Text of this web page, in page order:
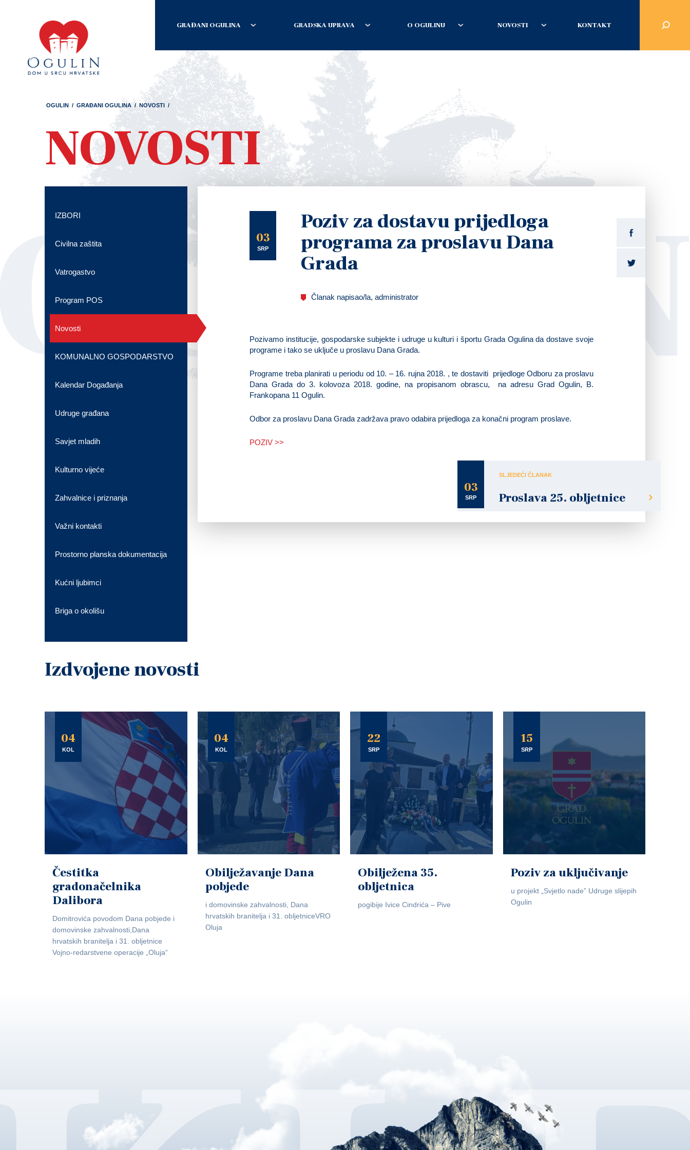
GRAĐANI OGULINA GRADSKA UPRAVA O OGULINU NOVOSTI KONTAKT
OGULIN / GRAĐANI OGULINA / NOVOSTI /
NOVOSTI
03
SRP
Poziv za dostavu prijedloga
programa za proslavu Dana
Grada
Članak napisao/la, administrator
Pozivamo institucije, gospodarske subjekte i udruge u kulturi i športu Grada Ogulina da dostave svoje
programe i tako se uključe u proslavu Dana Grada.
Programe treba planirati u periodu od 10. – 16. rujna 2018. , te dostaviti prijedloge Odboru za proslavu
Dana Grada do 3. kolovoza 2018. godine, na propisanom obrascu, na adresu Grad Ogulin, B.
Frankopana 11 Ogulin.
Odbor za proslavu Dana Grada zadržava pravo odabira prijedloga za konačni program proslave.
POZIV >>
03
SRP
SLJEDEĆI ČLANAK
Proslava 25. obljetnice
IZBORI
Civilna zaštita
Vatrogastvo
Program POS
Novosti
KOMUNALNO GOSPODARSTVO
Kalendar Događanja
Udruge građana
Savjet mladih
Kulturno vijeće
Zahvalnice i priznanja
Važni kontakti
Prostorno planska dokumentacija
Kućni ljubimci
Briga o okolišu
Izdvojene novosti
04
KOL
Čestitka
gradonačelnika
Dalibora
Domitrovića povodom Dana pobjede i
domovinske zahvalnosti,Dana
hrvatskih branitelja i 31. obljetnice
Vojno-redarstvene operacije „Oluja“
04
KOL
Obilježavanje Dana
pobjede
i domovinske zahvalnosti, Dana
hrvatskih branitelja i 31. obljetniceVRO
Oluja
22
SRP
Obilježena 35.
obljetnica
pogibije Ivice Cindrića – Pive
15
SRP
Poziv za uključivanje
u projekt „Svjetlo nade” Udruge slijepih
Ogulin